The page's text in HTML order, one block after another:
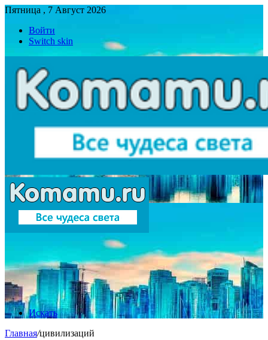
Пятница , 7 Август 2026
Войти
Switch skin
Искать
Главная/цивилизаций